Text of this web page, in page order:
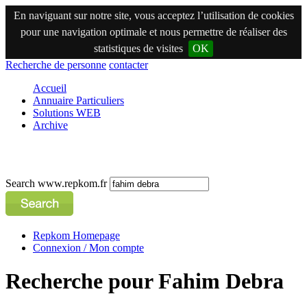
En naviguant sur notre site, vous acceptez l’utilisation de cookies
pour une navigation optimale et nous permettre de réaliser des
statistiques de visites
OK
Recherche de personne contacter
Accueil
Annuaire Particuliers
Solutions WEB
Archive
Search www.repkom.fr
Repkom Homepage
Connexion / Mon compte
Recherche pour Fahim Debra